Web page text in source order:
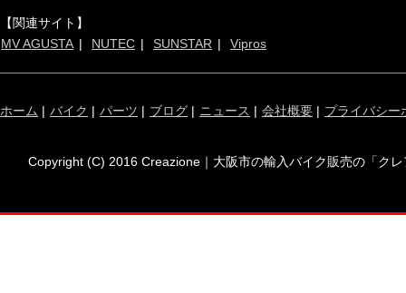
【関連サイト】
MV AGUSTA
NUTEC SUNSTAR Vipros
ホーム | バイク | パーツ | ブログ | ニュース | 会社概要 | プライバシー
Copyright (C) 2016 Creazione｜大阪市の輸入バイク販売の「ク